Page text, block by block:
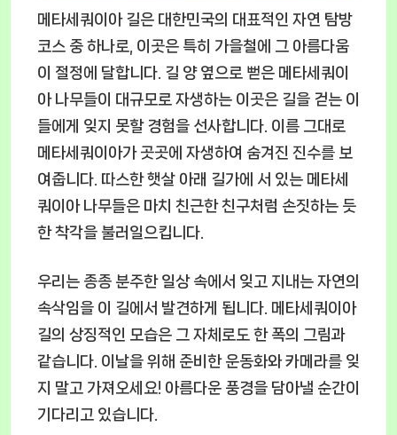
메타세쿼이아 길은 대한민국의 대표적인 자연 탐방
코스 중 하나로, 이곳은 특히 가을철에 그 아름다움
이 절정에 달합니다. 길 양 옆으로 뻗은 메타세쿼이
아 나무들이 대규모로 자생하는 이곳은 길을 걷는 이
들에게 잊지 못할 경험을 선사합니다. 이름 그대로
메타세쿼이아가 곳곳에 자생하여 숨겨진 진수를 보
여줍니다. 따스한 햇살 아래 길가에 서 있는 메타세
쿼이아 나무들은 마치 친근한 친구처럼 손짓하는 듯
한 착각을 불러일으킵니다.
우리는 종종 분주한 일상 속에서 잊고 지내는 자연의
속삭임을 이 길에서 발견하게 됩니다. 메타세쿼이아
길의 상징적인 모습은 그 자체로도 한 폭의 그림과
같습니다. 이날을 위해 준비한 운동화와 카메라를 잊
지 말고 가져오세요! 아름다운 풍경을 담아낼 순간이
기다리고 있습니다.